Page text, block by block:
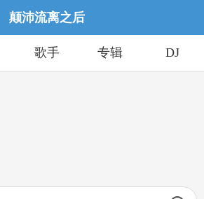
颠沛流离之后
歌手 专辑 DJ